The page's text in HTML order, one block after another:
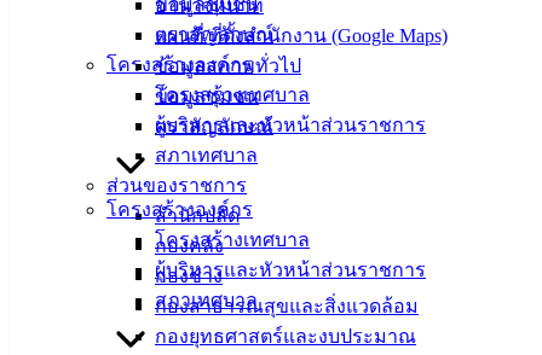
ข้อมูลชุมชน
ตราสัญลักษณ์
โครงสร้างองค์กร
โครงสร้างเทศบาล
ผู้บริหารและหัวหน้าส่วนราชการ
สภาเทศบาล
ส่วนของราชการ
สำนักปลัด
กองคลัง
กองช่าง
กองสาธารณสุขและสิ่งแวดล้อม
กองยุทธศาสตร์และงบประมาณ
อำนาจหน้าที่
แผนที่/ที่ตั้งสำนักงาน (Google Maps)
ข้อมูลสภาพทั่วไป
ข้อมูลชุมชน
ตราสัญลักษณ์
โครงสร้างองค์กร
โครงสร้างเทศบาล
ผู้บริหารและหัวหน้าส่วนราชการ
สภาเทศบาล
ขอเชิญชมการเดินแบบผ้าไทย “ผ้าไทยใส่สนุก” ในวันพุธที่ 12
เมษายน 2566 สามารถร่วมชมสดๆได้ที่ เวทีกลาง สนามหน้า
ศาลากลางจังหวัดชลบุรี หรือ ติดตาม Live ผ่านทาง เพจ
สำนักงานประชาสัมพันธ์จังหวัดชลบุรี ตั้งแต่เวลา 19.30 น.